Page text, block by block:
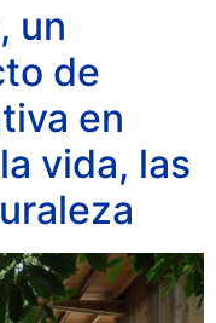
un
de
en
vida, las